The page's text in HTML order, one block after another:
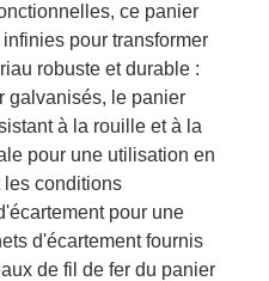
ce panier
pour transformer
robuste et durable :
galvanisés, le panier
à la rouille et à la
pour une utilisation en
les conditions
pour une
d'écartement fournis
de fil de fer du panier